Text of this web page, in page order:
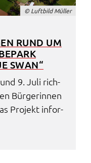
© Luft­bild Müller
RUND UM
SWAN“
9. Juli rich­
Bürge­rin­nen
Projekt infor­